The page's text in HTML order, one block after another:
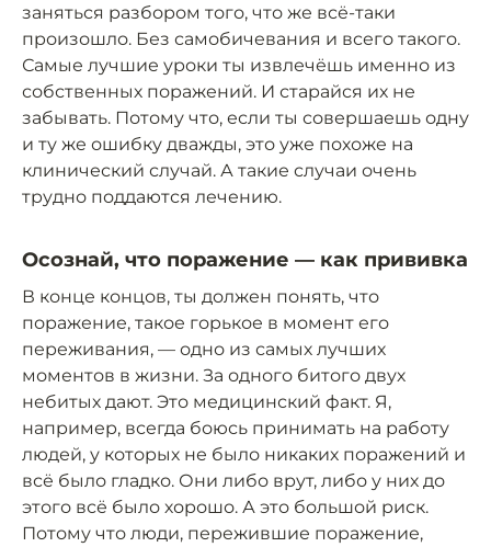
заняться разбором того, что же всё-таки
произошло. Без самобичевания и всего такого.
Самые лучшие уроки ты извлечёшь именно из
собственных поражений. И старайся их не
забывать. Потому что, если ты совершаешь одну
и ту же ошибку дважды, это уже похоже на
клинический случай. А такие случаи очень
трудно поддаются лечению.
Осознай, что поражение — как прививка
В конце концов, ты должен понять, что
поражение, такое горькое в момент его
переживания, — одно из самых лучших
моментов в жизни. За одного битого двух
небитых дают. Это медицинский факт. Я,
например, всегда боюсь принимать на работу
людей, у которых не было никаких поражений и
всё было гладко. Они либо врут, либо у них до
этого всё было хорошо. А это большой риск.
Потому что люди, пережившие поражение,